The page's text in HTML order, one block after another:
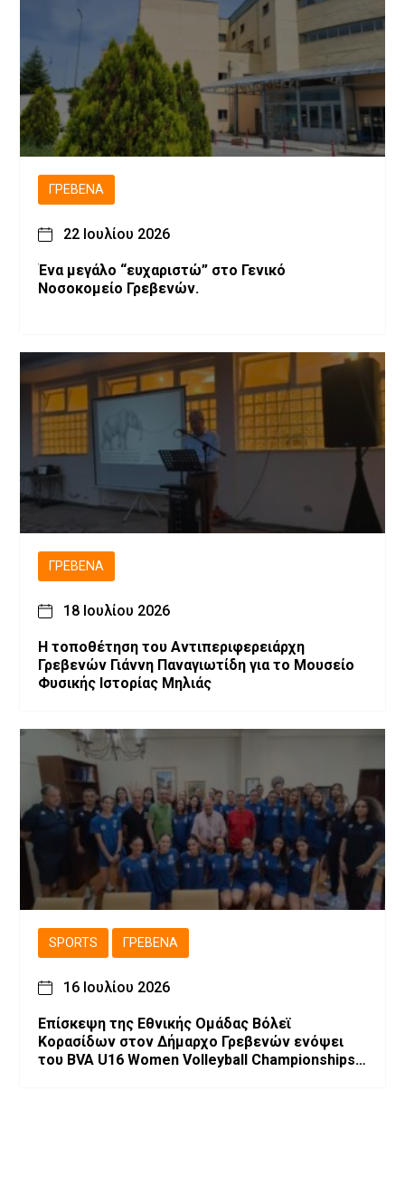
ΓΡΕΒΕΝΆ
22 Ιουλίου 2026
Ένα μεγάλο “ευχαριστώ” στο Γενικό
Νοσοκομείο Γρεβενών.
ΓΡΕΒΕΝΆ
18 Ιουλίου 2026
Η τοποθέτηση του Αντιπεριφερειάρχη
Γρεβενών Γιάννη Παναγιωτίδη για το Μουσείο
Φυσικής Ιστορίας Μηλιάς
SPORTS ΓΡΕΒΕΝΆ
16 Ιουλίου 2026
Επίσκεψη της Εθνικής Ομάδας Βόλεϊ
Κορασίδων στον Δήμαρχο Γρεβενών ενόψει
του BVA U16 Women Volleyball Championships